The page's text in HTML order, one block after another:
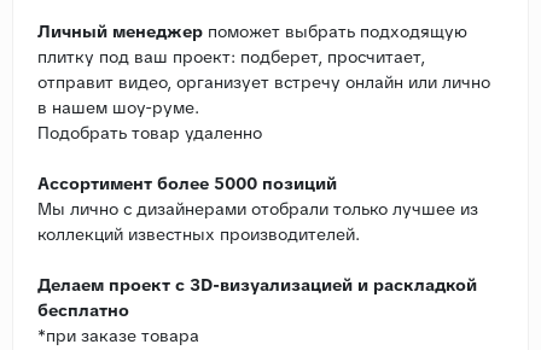
Личный менеджер поможет выбрать подходящую
плитку под ваш проект: подберет, просчитает,
отправит видео, организует встречу онлайн или лично
в нашем шоу-руме.
Подобрать товар удаленно
Ассортимент более 5000 позиций
Мы лично с дизайнерами отобрали только лучшее из
коллекций известных производителей.
Делаем проект с 3D-визуализацией и раскладкой
бесплатно
*при заказе товара